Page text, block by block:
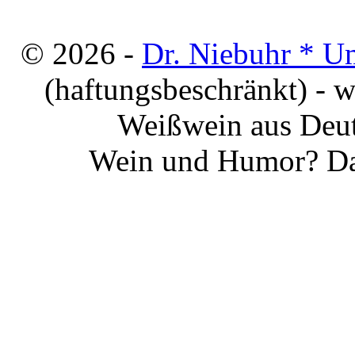
© 2026 - Dr. Niebuhr *
(haftungsbeschränkt) -
Weißwein aus
Wein und Humor?